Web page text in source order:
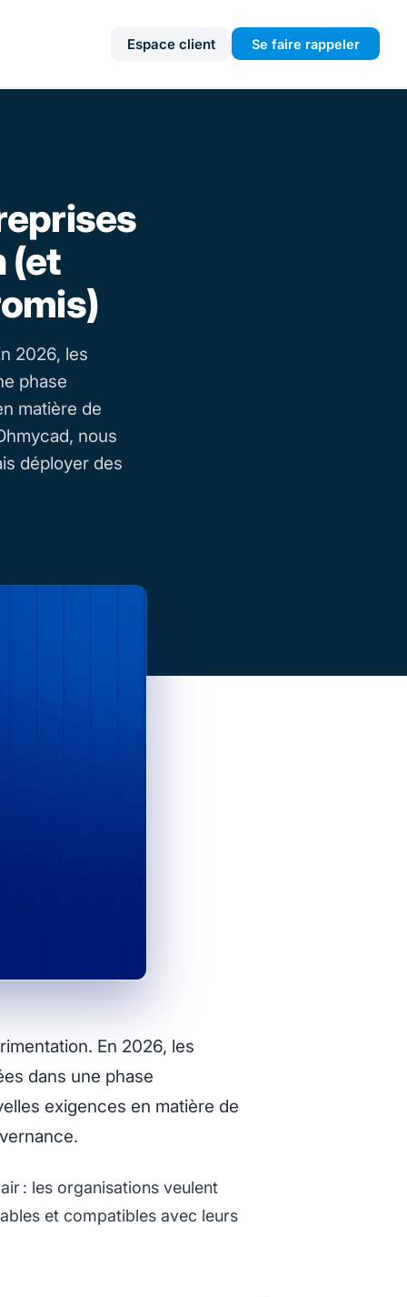
Espace client Se faire rappeler
(et
2026, les
phase
matière de
nous
déployer des
En 2026, les
dans une phase
exigences en matière de
: les organisations veulent
et compatibles avec leurs